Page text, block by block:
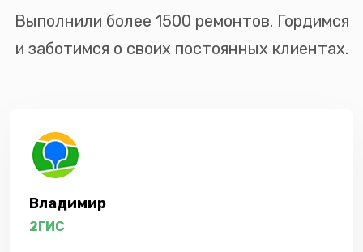
Выполнили более 1500 ремонтов. Гордимся
и заботимся о своих постоянных клиентах.
Владимир
2ГИС